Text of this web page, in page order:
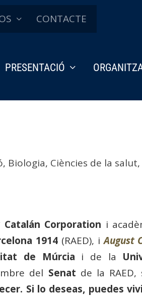
CONTACTE
PRESENTACIÓ
, Biologia, Ciències de la salut,
Catalán Corporation i
1914 (RAED), iAugust
de Múrcia i de la
del Senat de la
Si lo deseas, puedes